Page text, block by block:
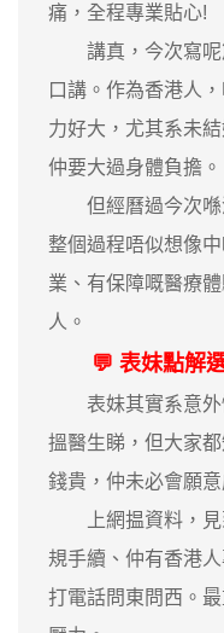
痛，全程專業貼心!
講真，今次寫呢
口講。作為香港人
力好大，尤其系未
仲要大過身體負擔。
但經曆過今次喺
整個過程唔似想像
業、有保障嘅醫療
人。
💬 表妹點解
表妹其實系意外
搵醫生睇，但大家
錢貴，仲未必會願
上網揾資料，見
規手續、仲有香港
打電話問東問西。